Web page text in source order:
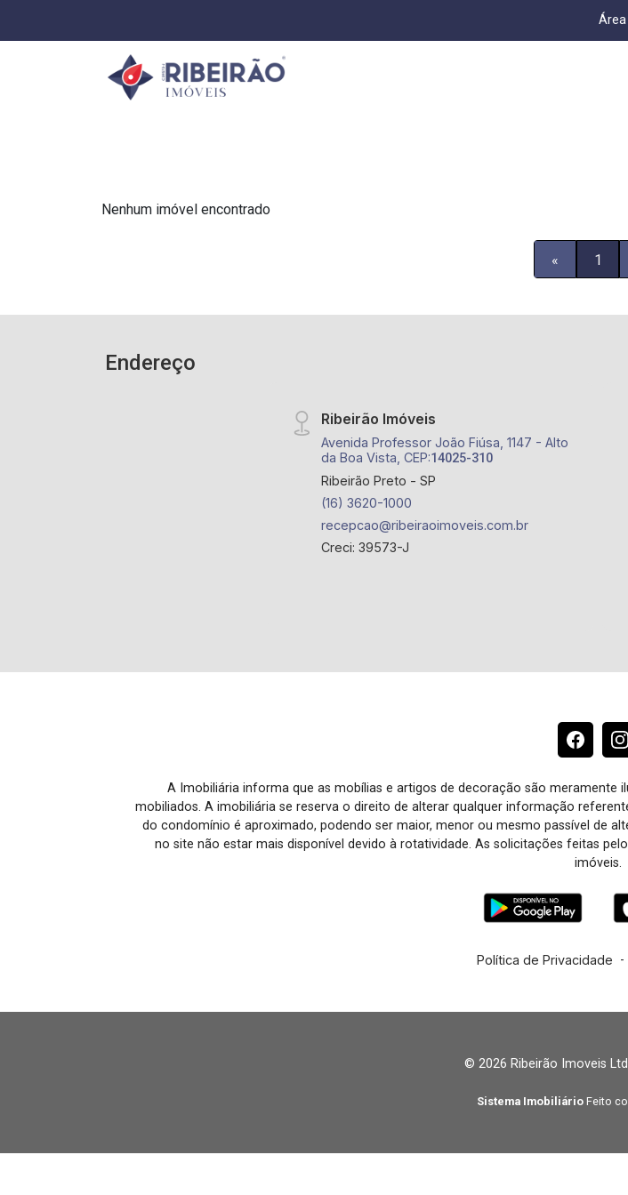
Nenhum imóvel encontrado
« 1
Endereço
Ribeirão Imóveis
Avenida Professor João Fiúsa, 1147 - Alto
da Boa Vista, CEP:14025-310
Ribeirão Preto - SP
(16) 3620-1000
recepcao@ribeiraoimoveis.com.br
Creci: 39573-J
A Imobiliária informa que as mobílias e artigos de decoração são
mobiliados. A imobiliária se reserva o direito de alterar qualquer informação
do condomínio é aproximado, podendo ser maior, menor ou mesmo passível de
no site não estar mais disponível devido à rotatividade. As solicitações feitas
imóveis.
Política de Privacidade -
© 2026 Ribeirão Imoveis
Sistema Imobiliário Feito